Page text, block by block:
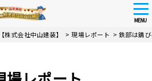
MENU
式会社中山建装】 >現場レポート > 鉄部は錆